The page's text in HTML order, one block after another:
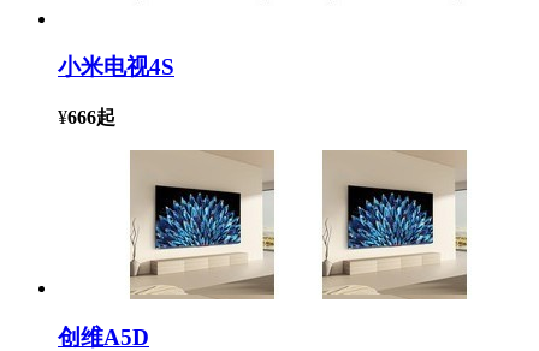
小米电视4S
¥666起
创维A5D